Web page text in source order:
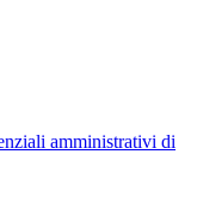
amministrativi di